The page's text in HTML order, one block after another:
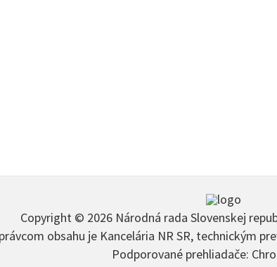
Copyright © 2026 Národná rada Slovenskej
obsahu je Kancelária NR SR, technickým
Podporované prehliadače: